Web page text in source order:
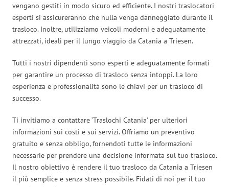
vengano gestiti in modo sicuro ed efficiente. I nostri traslocatori
esperti si assicureranno che nulla venga danneggiato durante il
trasloco. Inoltre, utilizziamo veicoli moderni e adeguatamente
attrezzati, ideali per il lungo viaggio da Catania a Triesen.
Tutti i nostri dipendenti sono esperti e adeguatamente formati
per garantire un processo di trasloco senza intoppi. La loro
esperienza e professionalità sono le chiavi per un trasloco di
successo.
Ti invitiamo a contattare ‘Traslochi Catania’ per ulteriori
informazioni sui costi e sui servizi. Offriamo un preventivo
gratuito e senza obbligo, fornendoti tutte le informazioni
necessarie per prendere una decisione informata sul tuo trasloco.
Il nostro obiettivo è rendere il tuo trasloco da Catania a Triesen
il più semplice e senza stress possibile. Fidati di noi per il tuo